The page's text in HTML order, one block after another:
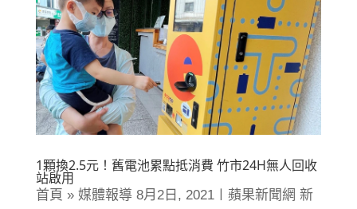
1顆換2.5元！舊電池累點抵消費 竹市24H無人回收
站啟用
首頁 » 媒體報導 8月2日, 2021〡蘋果新聞網 新